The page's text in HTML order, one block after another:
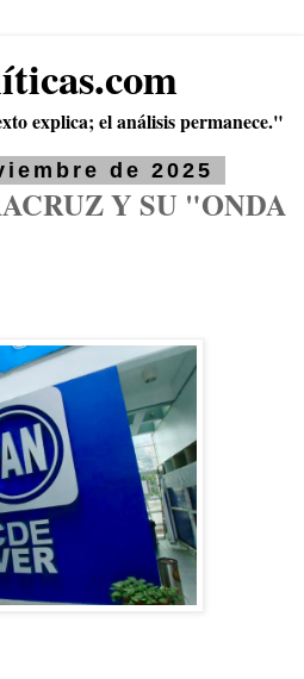
explica; el análisis permanece."
de 2025
Y SU "ONDA